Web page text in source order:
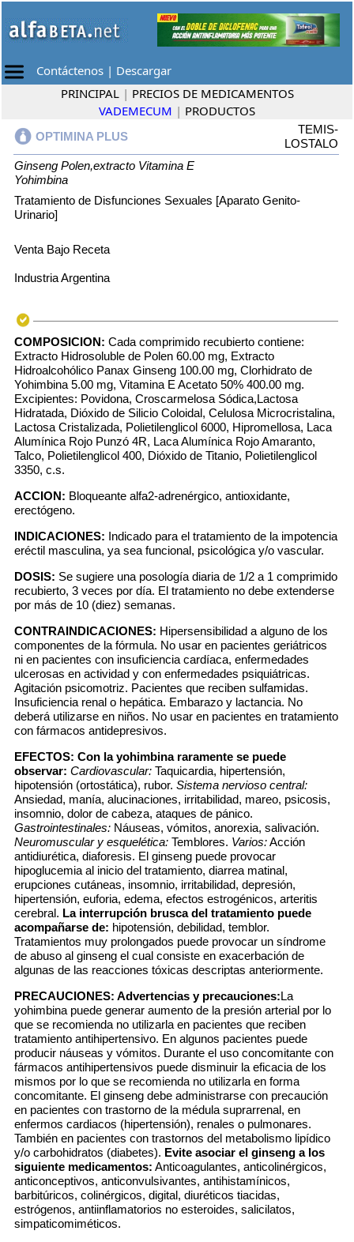
Contáctenos | Descargar
PRINCIPAL | PRECIOS DE MEDICAMENTOS
VADEMECUM | PRODUCTOS
OPTIMINA PLUS
TEMIS-
LOSTALO
Ginseng Polen,extracto Vitamina E
Yohimbina
Tratamiento de Disfunciones Sexuales [Aparato Genito-
Urinario]
Venta Bajo Receta
Industria Argentina
COMPOSICION: Cada comprimido recubierto contiene:
Extracto Hidrosoluble de Polen 60.00 mg, Extracto
Hidroalcohólico Panax Ginseng 100.00 mg, Clorhidrato de
Yohimbina 5.00 mg, Vitamina E Acetato 50% 400.00 mg.
Excipientes: Povidona, Croscarmelosa Sódica,Lactosa
Hidratada, Dióxido de Silicio Coloidal, Celulosa Microcristalina,
Lactosa Cristalizada, Polietilenglicol 6000, Hipromellosa, Laca
Alumínica Rojo Punzó 4R, Laca Alumínica Rojo Amaranto,
Talco, Polietilenglicol 400, Dióxido de Titanio, Polietilenglicol
3350, c.s.
ACCION: Bloqueante alfa2-adrenérgico, antioxidante,
erectógeno.
INDICACIONES: Indicado para el tratamiento de la impotencia
eréctil masculina, ya sea funcional, psicológica y/o vascular.
DOSIS: Se sugiere una posología diaria de 1/2 a 1 comprimido
recubierto, 3 veces por día. El tratamiento no debe extenderse
por más de 10 (diez) semanas.
CONTRAINDICACIONES: Hipersensibilidad a alguno de los
componentes de la fórmula. No usar en pacientes geriátricos
ni en pacientes con insuficiencia cardíaca, enfermedades
ulcerosas en actividad y con enfermedades psiquiátricas.
Agitación psicomotriz. Pacientes que reciben sulfamidas.
Insuficiencia renal o hepática. Embarazo y lactancia. No
deberá utilizarse en niños. No usar en pacientes en tratamiento
con fármacos antidepresivos.
EFECTOS: Con la yohimbina raramente se puede
observar: Cardiovascular: Taquicardia, hipertensión,
hipotensión (ortostática), rubor. Sistema nervioso central:
Ansiedad, manía, alucinaciones, irritabilidad, mareo, psicosis,
insomnio, dolor de cabeza, ataques de pánico.
Gastrointestinales: Náuseas, vómitos, anorexia, salivación.
Neuromuscular y esquelética: Temblores. Varios:Acción
antidiurética, diaforesis. El ginseng puede provocar
hipoglucemia al inicio del tratamiento, diarrea matinal,
erupciones cutáneas, insomnio, irritabilidad, depresión,
hipertensión, euforia, edema, efectos estrogénicos, arteritis
cerebral. La interrupción brusca del tratamiento puede
acompañarse de: hipotensión, debilidad, temblor.
Tratamientos muy prolongados puede provocar un síndrome
de abuso al ginseng el cual consiste en exacerbación de
algunas de las reacciones tóxicas descriptas anteriormente.
PRECAUCIONES: Advertencias y precauciones:La
yohimbina puede generar aumento de la presión arterial por lo
que se recomienda no utilizarla en pacientes que reciben
tratamiento antihipertensivo. En algunos pacientes puede
producir náuseas y vómitos. Durante el uso concomitante con
fármacos antihipertensivos puede disminuir la eficacia de los
mismos por lo que se recomienda no utilizarla en forma
concomitante. El ginseng debe administrarse con precaución
en pacientes con trastorno de la médula suprarrenal, en
enfermos cardiacos (hipertensión), renales o pulmonares.
También en pacientes con trastornos del metabolismo lipídico
y/o carbohidratos (diabetes). Evite asociar el ginseng a los
siguiente medicamentos: Anticoagulantes, anticolinérgicos,
anticonceptivos, anticonvulsivantes, antihistamínicos,
barbitúricos, colinérgicos, digital, diuréticos tiacidas,
estrógenos, antiinflamatorios no esteroides, salicilatos,
simpaticomiméticos.